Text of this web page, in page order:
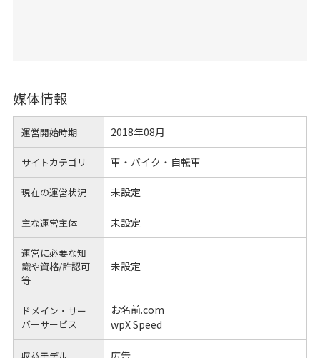
媒体情報
運営開始時期 2018年08月
サイトカテゴリ 車・バイク・自転車
現在の運営状況 未設定
主な運営主体 未設定
運営に必要な知
識や資格/許認可
等
未設定
ドメイン・サー
バーサービス
お名前.com
wpX Speed
収益モデル 広告